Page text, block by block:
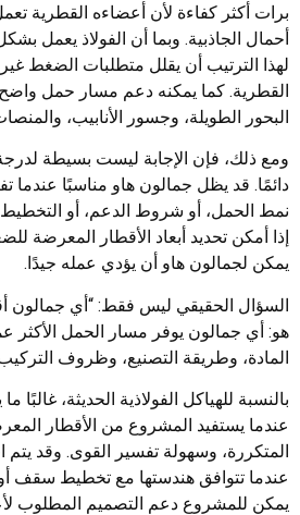
برات أكثر كفاءة لأن أعضاءه القطرية
أحمال الجاذبية. وبما أن الفولاذ يعمل
لهذا الترتيب أن يقلل متطلبات الضغط
القطرية. كما يمكنه دعم مسار حمل
البحور الطويلة، وجسور الأنابيب،
ومع ذلك، فإن الإجابة ليست بسيطة
دائمًا. قد يظل جمالون هاو مناسبًا
نمط الحمل، أو شروط الدعم، أو التخطيط
إذا أمكن تحديد أبعاد الأقطار المعرضة
يمكن لجمالون هاو أن يؤدي عمله جيدًا.
السؤال الحقيقي ليس فقط: “أي جمالون
هو: أي جمالون يوفر مسار الحمل الأكثر
المادة، وطريقة التصنيع، وظروف
بالنسبة للهياكل الفولاذية الحديثة، غالبًا
عندما يستفيد المشروع من الأقطار
المتكررة، وسهولة تفسير القوى. وقد يتم
عندما تتوافق هندستها مع تخطيط سقف
يمكن للمشروع دعم التصميم المطلوب